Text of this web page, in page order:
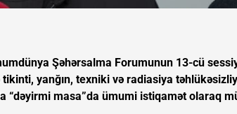
Şəhərsalma Forumunun 13-cü
yanğın, texniki və radiasiya
“dəyirmi masa”da ümumi istiqamət olaraq